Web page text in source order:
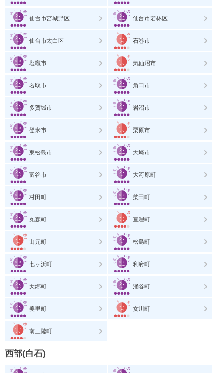
仙台市宮城野区 仙台市若林区
仙台市太白区 石巻市
塩竈市 気仙沼市
名取市 角田市
多賀城市 岩沼市
登米市 栗原市
東松島市 大崎市
富谷市 大河原町
村田町 柴田町
丸森町 亘理町
山元町 松島町
七ヶ浜町 利府町
大郷町 涌谷町
美里町 女川町
南三陸町
西部(白石)